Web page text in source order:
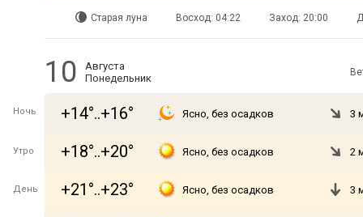
Старая луна Восход: 04:22 Заход: 20:00
10
Августа
Понедельник
Ночь +14°..+16° Ясно, без осадков 3
Утро +18°..+20° Ясно, без осадков 2
День +21°..+23° Ясно, без осадков 3